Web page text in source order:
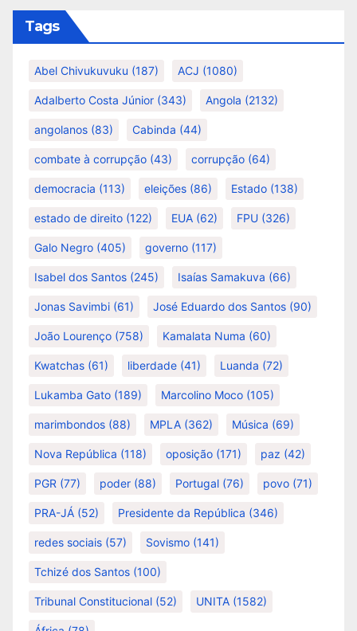
Tags
Abel Chivukuvuku (187) ACJ (1080)
Adalberto Costa Júnior (343) Angola (2132)
angolanos (83) Cabinda (44)
combate à corrupção (43) corrupção (64)
democracia (113) eleições (86) Estado (138)
estado de direito (122) EUA (62) FPU (326)
Galo Negro (405) governo (117)
Isabel dos Santos (245) Isaías Samakuva (66)
Jonas Savimbi (61) José Eduardo dos Santos (90)
João Lourenço (758) Kamalata Numa (60)
Kwatchas (61) liberdade (41) Luanda (72)
Lukamba Gato (189) Marcolino Moco (105)
marimbondos (88) MPLA (362) Música (69)
Nova República (118) oposição (171) paz (42)
PGR (77) poder (88) Portugal (76) povo (71)
PRA-JÁ (52) Presidente da República (346)
redes sociais (57) Sovismo (141)
Tchizé dos Santos (100)
Tribunal Constitucional (52) UNITA (1582)